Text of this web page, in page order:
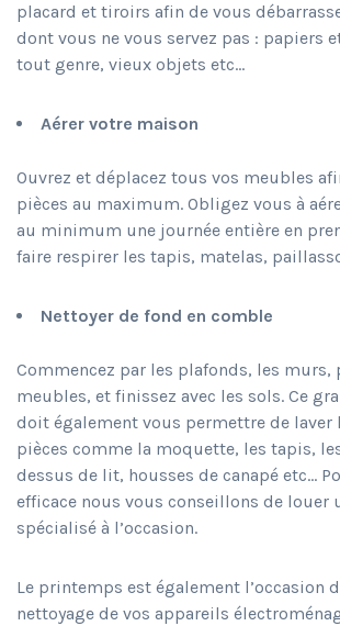
placard et tiroirs afin de vous
dont vous ne vous servez pas : papiers
tout genre, vieux objets etc…
Aérer votre maison
Ouvrez et déplacez tous vos meubles
pièces au maximum. Obligez vous à
au minimum une journée entière en
faire respirer les tapis, matelas,
Nettoyer de fond en comble
Commencez par les plafonds, les murs,
meubles, et finissez avec les sols. Ce
doit également vous permettre de laver
pièces comme la moquette, les tapis,
dessus de lit, housses de canapé etc…
efficace nous vous conseillons de louer
spécialisé à l’occasion.
Le printemps est également l’occasion
nettoyage de vos appareils